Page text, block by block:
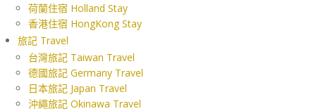
荷蘭住宿 Holland Stay
香港住宿 HongKong Stay
旅記 Travel
台灣旅記 Taiwan Travel
德國旅記 Germany Travel
日本旅記 Japan Travel
沖繩旅記 Okinawa Travel